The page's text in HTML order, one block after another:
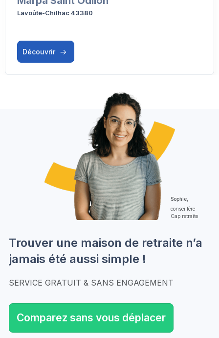
Lavoûte-Chilhac 43380
Découvrir
Sophie,
conseillère
Cap retraite
Trouver une maison de retraite n’a
jamais été aussi simple !
SERVICE GRATUIT & SANS ENGAGEMENT
Comparez sans vous déplacer